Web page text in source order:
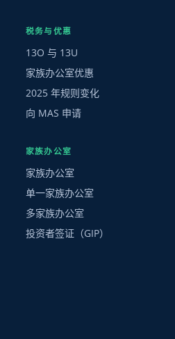
税务与优惠
13O 与 13U
家族办公室优惠
2025 年规则变化
向 MAS 申请
家族办公室
家族办公室
单一家族办公室
多家族办公室
投资者签证（GIP）